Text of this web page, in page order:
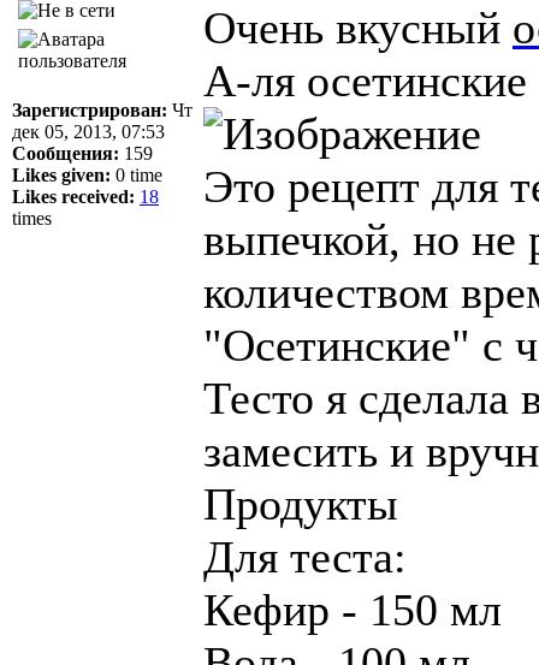
Зарегистрирован: Чт
дек 05, 2013, 07:53
Сообщения: 159
Likes given: 0 time
Likes received: 18
times
Очень вкусный
А-ля
Это рецепт для
выпечкой, но не
количеством
"Осетинские" с
Тесто я сделала
замесить и
Продукты
Для теста:
Кефир - 150 мл